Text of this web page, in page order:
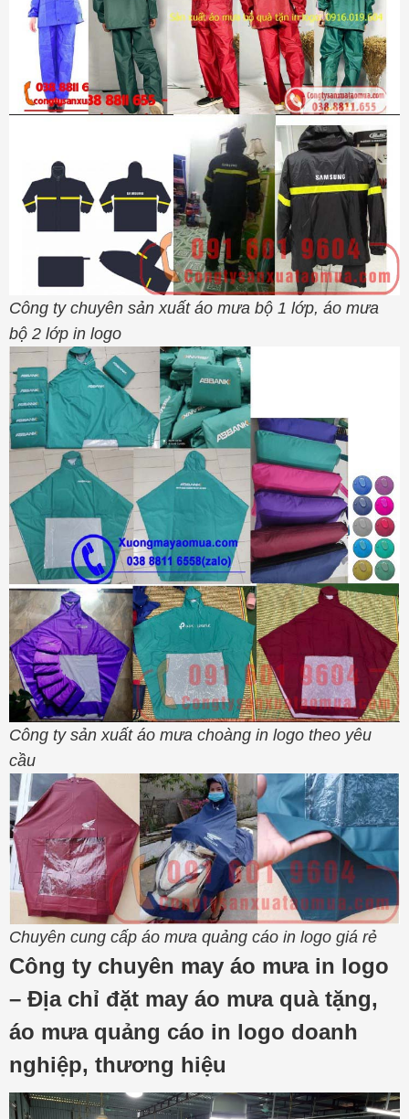
Công ty chuyên sản xuất áo mưa bộ 1 lớp, áo mưa
bộ 2 lớp in logo
Công ty sản xuất áo mưa choàng in logo theo yêu
cầu
Chuyên cung cấp áo mưa quảng cáo in logo giá rẻ
Công ty chuyên may áo mưa in logo
– Địa chỉ đặt may áo mưa quà tặng,
áo mưa quảng cáo in logo doanh
nghiệp, thương hiệu